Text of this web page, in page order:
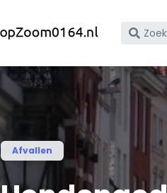
Zoek
of
KvK
Afvallen